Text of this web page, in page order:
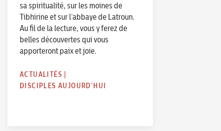
sa spiritualité, sur les moines de
Tibhirine et sur l’abbaye de Latroun.
Au fil de la lecture, vous y ferez de
belles découvertes qui vous
apporteront paix et joie.
ACTUALITÉS |
DISCIPLES AUJOURD'HUI